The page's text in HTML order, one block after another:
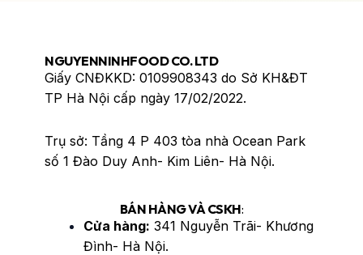
NGUYENNINHFOOD CO. LTD
Giấy CNĐKKD: 0109908343 do Sở KH&ĐT
TP Hà Nội cấp ngày 17/02/2022.
Trụ sở: Tầng 4 P 403 tòa nhà Ocean Park
số 1 Đào Duy Anh- Kim Liên- Hà Nội.
BÁN HÀNG VÀ CSKH:
Cửa hàng: 341 Nguyễn Trãi- Khương
Đình- Hà Nội.